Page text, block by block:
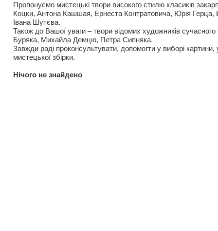
Пропонуємо мистецькі твори високого стилю класиків
Коцки, Антона Кашшая, Ернеста Контратовича, Юрія
Івана Шутєва.
Також до Вашої уваги – твори відомих художників
Буряка, Михайла Демцю, Петра Сипняка.
Завжди раді проконсультувати, допомогти у виборі картини,
мистецької збірки.
Нiчого не знайдено